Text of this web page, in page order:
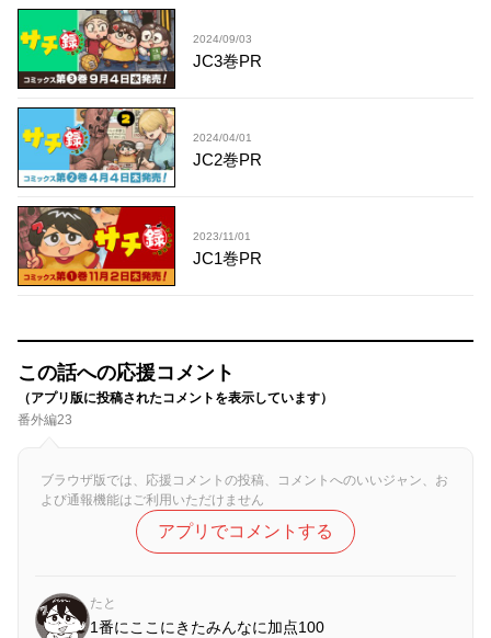
2024/09/03
JC3巻PR
2024/04/01
JC2巻PR
2023/11/01
JC1巻PR
この話への応援コメント
（アプリ版に投稿されたコメントを表示しています）
番外編23
ブラウザ版では、応援コメントの投稿、コメントへのいいジャン、お
よび通報機能はご利用いただけません
アプリでコメントする
たと
1番にここにきたみんなに加点100